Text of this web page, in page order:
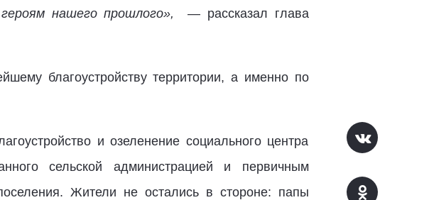
нашего прошлого»,— рассказал глава
благоустройству территории, а именно по
и озеленение социального центра
сельской администрацией и первичным
Жители не остались в стороне: папы